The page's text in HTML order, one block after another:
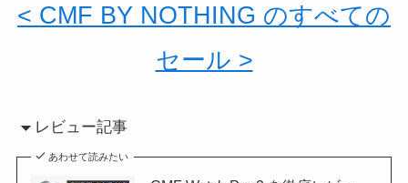
< CMF BY NOTHING のすべての
セール >
レビュー記事
あわせて読みたい